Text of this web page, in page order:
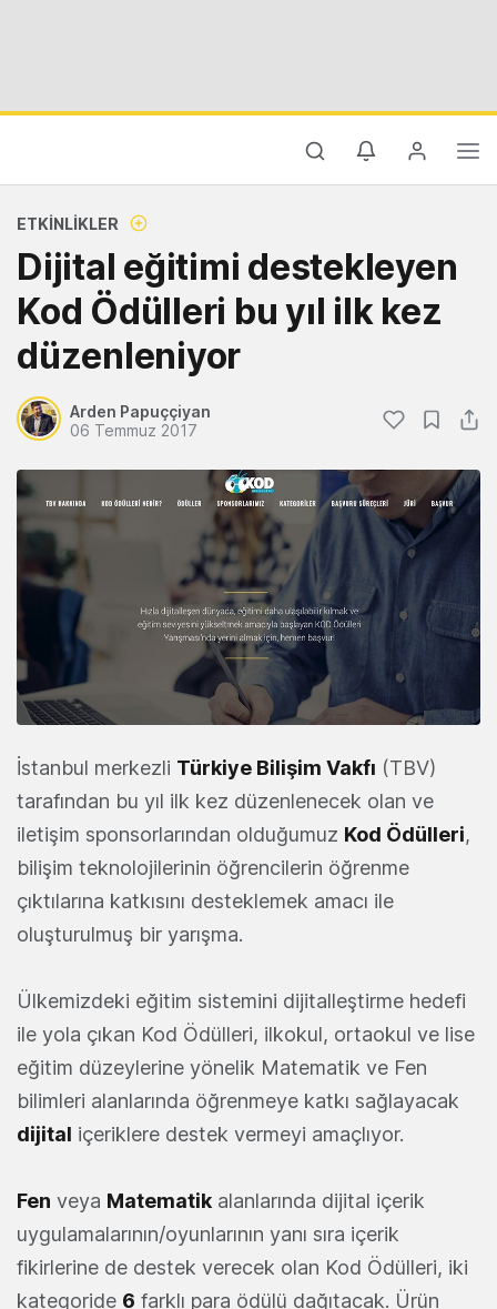
ETKINLIKLER
Dijital eğitimi destekleyen
Kod Ödülleri bu yıl ilk kez
düzenleniyor
Arden Papuççiyan
06 Temmuz 2017
İstanbul merkezli Türkiye Bilişim Vakfı (TBV)
tarafından bu yıl ilk kez düzenlenecek olan ve
iletişim sponsorlarından olduğumuz Kod Ödülleri,
bilişim teknolojilerinin öğrencilerin öğrenme
çıktılarına katkısını desteklemek amacı ile
oluşturulmuş bir yarışma.
Ülkemizdeki eğitim sistemini dijitalleştirme hedefi
ile yola çıkan Kod Ödülleri, ilkokul, ortaokul ve lise
eğitim düzeylerine yönelik Matematik ve Fen
bilimleri alanlarında öğrenmeye katkı sağlayacak
dijital içeriklere destek vermeyi amaçlıyor.
Fen veya Matematik alanlarında dijital içerik
uygulamalarının/oyunlarının yanı sıra içerik
fikirlerine de destek verecek olan Kod Ödülleri, iki
kategoride 6 farklı para ödülü dağıtacak. Ürün